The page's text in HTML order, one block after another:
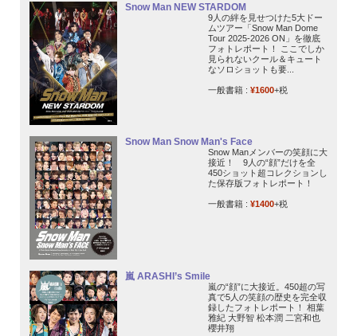
Snow Man NEW STARDOM
9人の絆を見せつけた5大ドー
ムツアー「Snow Man Dome
Tour 2025-2026 ON」を徹底
フォトレポート！ ここでしか
見られないクール＆キュート
なソロショットも要...
一般書籍 : ¥1600+税
Snow Man Snow Man's Face
Snow Manメンバーの笑顔に大
接近！ 9人の“顔”だけを全
450ショット超コレクションし
た保存版フォトレポート！
一般書籍 : ¥1400+税
嵐 ARASHI’s Smile
嵐の“顔”に大接近。450超の写
真で5人の笑顔の歴史を完全収
録したフォトレポート！ 相葉
雅紀 大野智 松本潤 二宮和也
櫻井翔